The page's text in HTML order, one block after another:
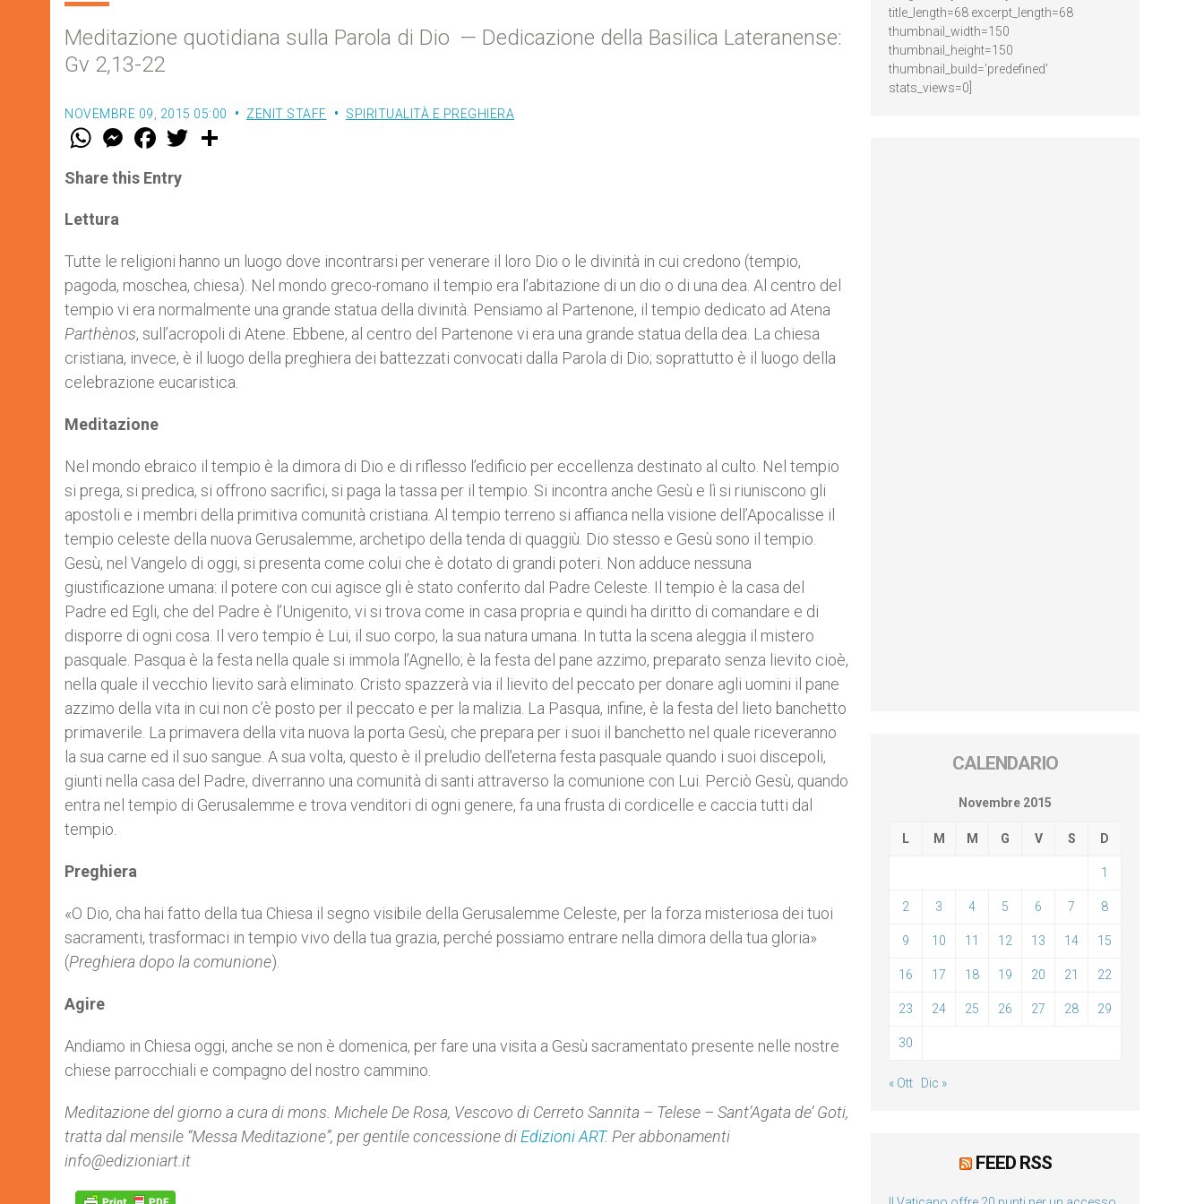
Meditazione quotidiana sulla Parola di Dio — Dedicazione della Basilica Lateranense:
Gv 2,13-22
NOVEMBRE 09, 2015 05:00 ZENIT STAFF SPIRITUALITÀ E PREGHIERA
W
t
s
p
p
M
e
s
e
F
a
e
b
w
Share this Entry
Lettura
Tutte le religioni hanno un luogo dove incontrarsi per venerare il loro Dio o le divinità in cui credono (tempio,
pagoda, moschea, chiesa). Nel mondo greco-romano il tempio era l’abitazione di un dio o di una dea. Al centro del
tempio vi era normalmente una grande statua della divinità. Pensiamo al Partenone, il tempio dedicato ad Atena
Parthènos, sull’acropoli di Atene. Ebbene, al centro del Partenone vi era una grande statua della dea. La chiesa
cristiana, invece, è il luogo della preghiera dei battezzati convocati dalla Parola di Dio; soprattutto è il luogo della
celebrazione eucaristica.
Meditazione
Nel mondo ebraico il tempio è la dimora di Dio e di riflesso l’edificio per eccellenza destinato al culto. Nel tempio
si prega, si predica, si offrono sacrifici, si paga la tassa per il tempio. Si incontra anche Gesù e lì si riuniscono gli
apostoli e i membri della primitiva comunità cristiana. Al tempio terreno si affianca nella visione dell’Apocalisse il
tempio celeste della nuova Gerusalemme, archetipo della tenda di quaggiù. Dio stesso e Gesù sono il tempio.
Gesù, nel Vangelo di oggi, si presenta come colui che è dotato di grandi poteri. Non adduce nessuna
giustificazione umana: il potere con cui agisce gli è stato conferito dal Padre Celeste. Il tempio è la casa del
Padre ed Egli, che del Padre è l’Unigenito, vi si trova come in casa propria e quindi ha diritto di comandare e di
disporre di ogni cosa. Il vero tempio è Lui, il suo corpo, la sua natura umana. In tutta la scena aleggia il mistero
pasquale. Pasqua è la festa nella quale si immola l’Agnello; è la festa del pane azzimo, preparato senza lievito cioè,
nella quale il vecchio lievito sarà eliminato. Cristo spazzerà via il lievito del peccato per donare agli uomini il pane
azzimo della vita in cui non c’è posto per il peccato e per la malizia. La Pasqua, infine, è la festa del lieto banchetto
primaverile. La primavera della vita nuova la porta Gesù, che prepara per i suoi il banchetto nel quale riceveranno
la sua carne ed il suo sangue. A sua volta, questo è il preludio dell’eterna festa pasquale quando i suoi discepoli,
giunti nella casa del Padre, diverranno una comunità di santi attraverso la comunione con Lui. Perciò Gesù, quando
entra nel tempio di Gerusalemme e trova venditori di ogni genere, fa una frusta di cordicelle e caccia tutti dal
tempio.
Preghiera
«O Dio, cha hai fatto della tua Chiesa il segno visibile della Gerusalemme Celeste, per la forza misteriosa dei tuoi
sacramenti, trasformaci in tempio vivo della tua grazia, perché possiamo entrare nella dimora della tua gloria»
(Preghiera dopo la comunione).
Agire
Andiamo in Chiesa oggi, anche se non è domenica, per fare una visita a Gesù sacramentato presente nelle nostre
chiese parrocchiali e compagno del nostro cammino.
Meditazione del giorno a cura di mons. Michele De Rosa, Vescovo di Cerreto Sannita – Telese – Sant’Agata de’ Goti,
tratta dal mensile “Messa Meditazione”, per gentile concessione di Edizioni ART. Per abbonamenti
info@edizioniart.it
title_length=68 excerpt_length=68
thumbnail_width=150
thumbnail_height=150
thumbnail_build='predefined'
stats_views=0]
CALENDARIO
Novembre 2015
L M M G V S D
1
2 3 4 5 6 7 8
9 10 11 12 13 14 15
16 17 18 19 20 21 22
23 24 25 26 27 28 29
30
« Ott Dic »
FEED RSS